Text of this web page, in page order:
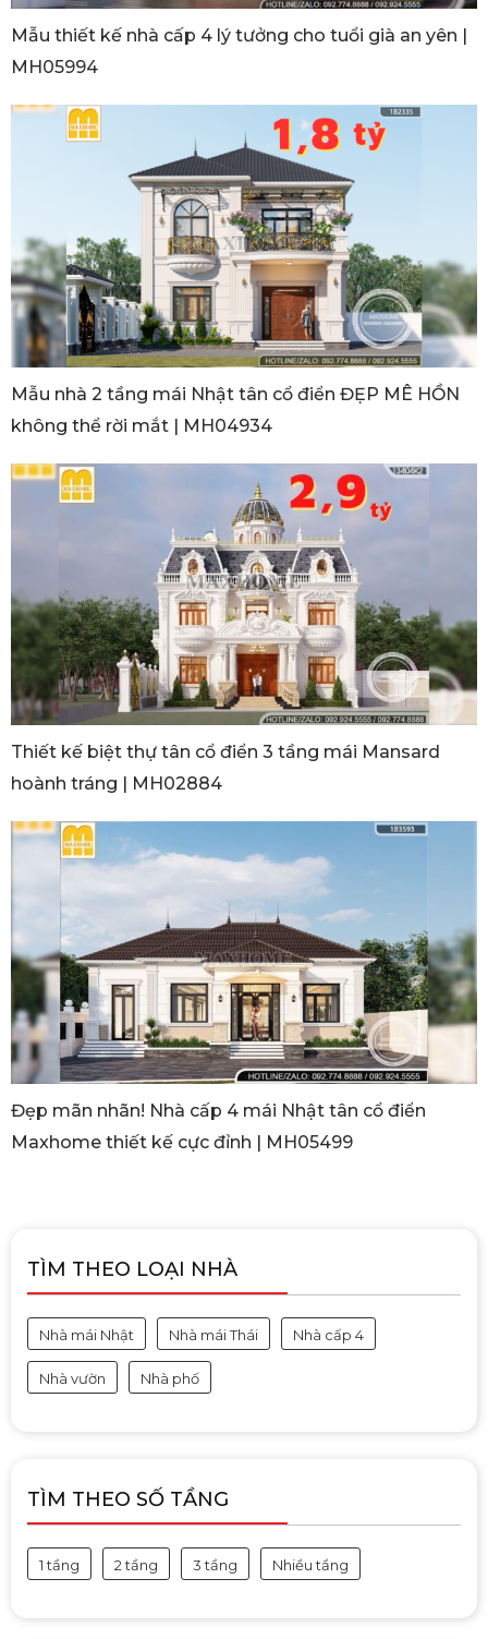
Mẫu thiết kế nhà cấp 4 lý tưởng cho tuổi già an yên |
MH05994
Mẫu nhà 2 tầng mái Nhật tân cổ điển ĐẸP MÊ HỒN
không thể rời mắt | MH04934
Thiết kế biệt thự tân cổ điển 3 tầng mái Mansard
hoành tráng | MH02884
Đẹp mãn nhãn! Nhà cấp 4 mái Nhật tân cổ điển
Maxhome thiết kế cực đỉnh | MH05499
TÌM THEO LOẠI NHÀ
Nhà mái Nhật Nhà mái Thái Nhà cấp 4
Nhà vườn Nhà phố
TÌM THEO SỐ TẦNG
1 tầng 2 tầng 3 tầng Nhiều tầng